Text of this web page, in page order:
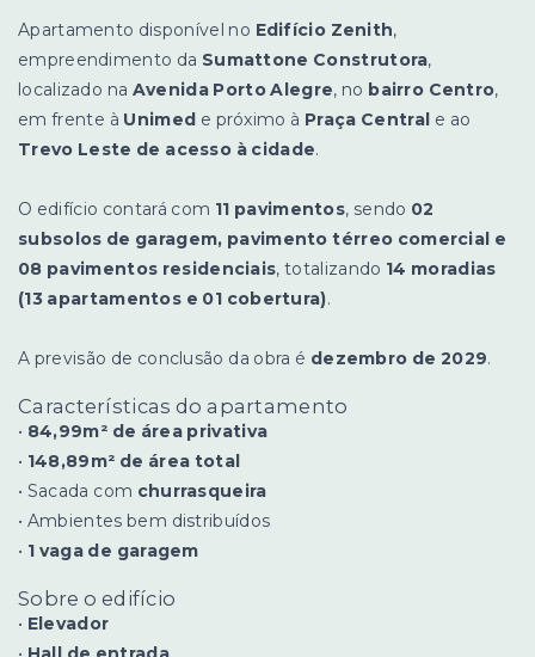
Apartamento disponível no Edifício Zenith,
empreendimento da Sumattone Construtora,
localizado na Avenida Porto Alegre, no bairro Centro,
em frente à Unimed e próximo à Praça Central e ao
Trevo Leste de acesso à cidade.
O edifício contará com 11 pavimentos, sendo 02
subsolos de garagem, pavimento térreo comercial e
08 pavimentos residenciais, totalizando 14 moradias
(13 apartamentos e 01 cobertura).
A previsão de conclusão da obra é dezembro de 2029.
Características do apartamento
• 84,99m² de área privativa
• 148,89m² de área total
• Sacada com churrasqueira
• Ambientes bem distribuídos
• 1 vaga de garagem
Sobre o edifício
• Elevador